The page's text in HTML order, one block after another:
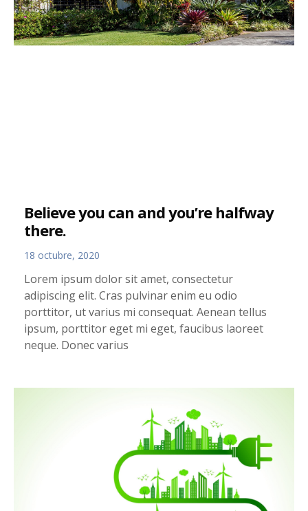
Believe you can and you’re halfway
there.
18 octubre, 2020
Lorem ipsum dolor sit amet, consectetur
adipiscing elit. Cras pulvinar enim eu odio
porttitor, ut varius mi consequat. Aenean tellus
ipsum, porttitor eget mi eget, faucibus laoreet
neque. Donec varius